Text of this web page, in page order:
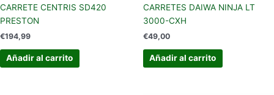
CARRETE CENTRIS SD420
PRESTON
€194,99
Añadir al carrito
CARRETES DAIWA NINJA LT
3000-CXH
€49,00
Añadir al carrito